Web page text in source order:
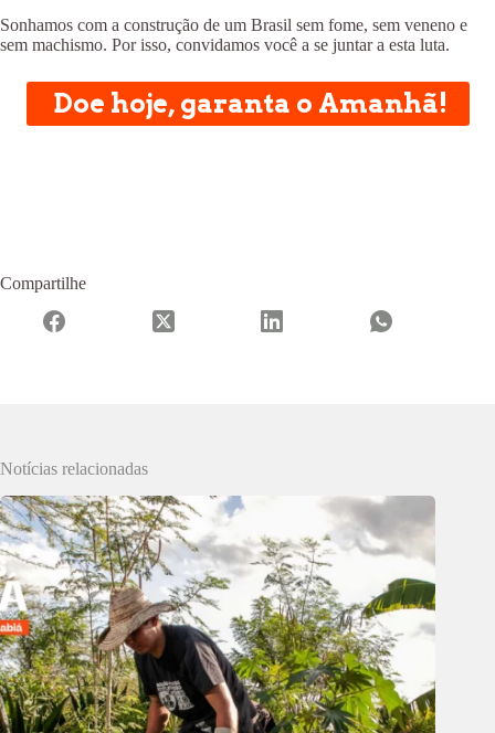
Sonhamos com a construção de um Brasil sem fome, sem veneno e
sem machismo. Por isso, convidamos você a se juntar a esta luta.
Doe hoje, garanta o Amanhã!
Compartilhe
Notícias relacionadas